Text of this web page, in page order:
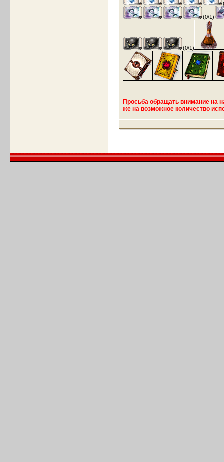
(0/1)
(0/1)
Просьба обращать внимание на
же на возможное количество